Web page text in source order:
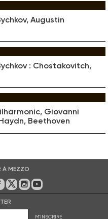
Augustin
: Chostakovitch,
Giovanni
Beethoven
À MEZZO
Facebook
Sur Twitter
Sur Instagram
Sur Youtube
M'INSCRIRE